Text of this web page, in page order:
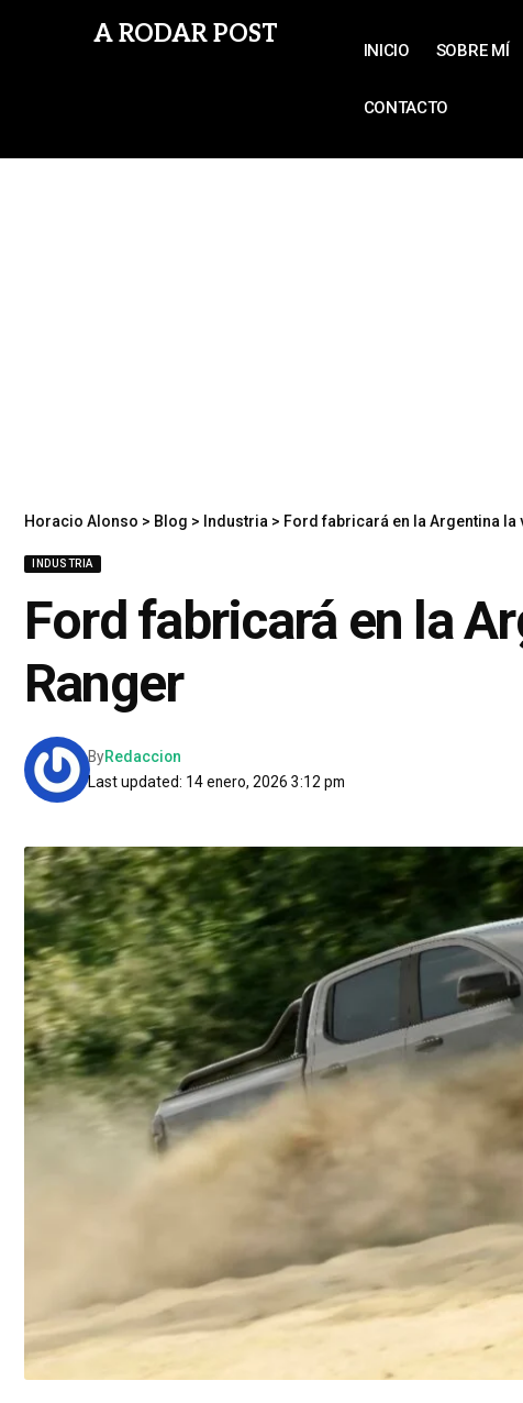
A RODAR POST
INICIO SOBRE MÍ
CONTACTO
Horacio Alonso > Blog > Industria > Ford fabricará en la Argentina
INDUSTRIA
Ford fabricará en la
Ranger
Last updated: 14 enero, 2026 3:12 pm
ByRedaccion